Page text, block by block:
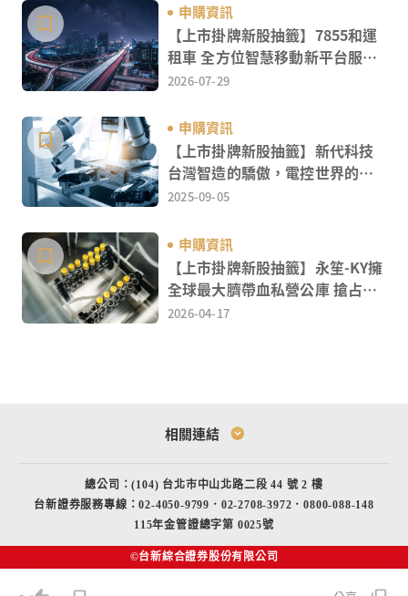
本週焦點（2026/4/27-4/30）
申購資訊
【上市掛牌新股抽籤】7855和運
租車 全方位智慧移動新平台服務
領航者
2026-07-29
申購資訊
【上市掛牌新股抽籤】新代科技
台灣智造的驕傲，電控世界的關
鍵
2025-09-05
申購資訊
【上市掛牌新股抽籤】永笙-KY擁
全球最大臍帶血私營公庫 搶占細
胞治療大商機
2026-04-17
相關連結
總公司：(104) 台北市中山北路二段 44 號 2 樓
台新證券服務專線：02-4050-9799．02-2708-3972．0800-088-148
115年金管證總字第 0025號
©台新綜合證券股份有限公司